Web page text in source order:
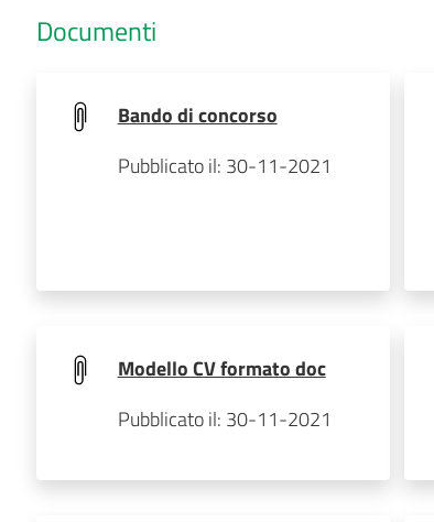
Documenti
Bando di concorso
Pubblicato il: 30-11-2021
Modello CV formato doc
Pubblicato il: 30-11-2021